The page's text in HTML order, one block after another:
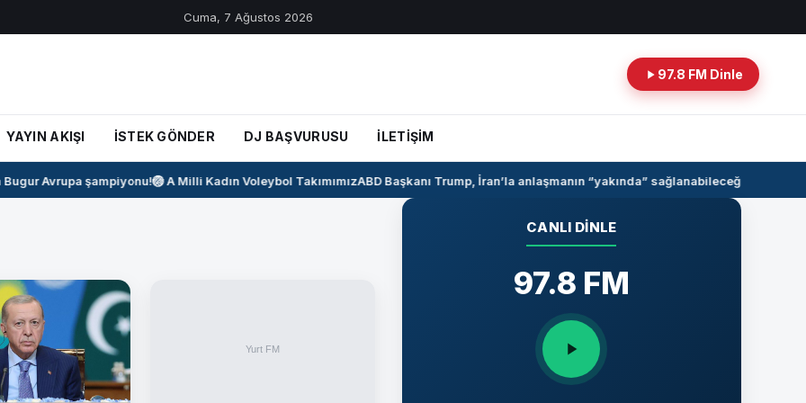
Cuma, 7 Ağustos 2026
97.8 FM Dinle
YAYIN AKIŞI İSTEK GÖNDER DJ BAŞVURUSU İLETİŞİM
Avrupa şampiyonu!🏐 A Milli Kadın Voleybol TakımımızABD Başkanı Trump, İran’la anlaşmanın “yakında” sağlanabileceğini söyledi
CANLI DINLE
97.8 FM